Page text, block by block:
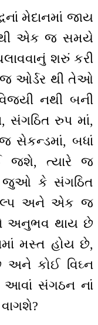
મેદાનમાં જાય
એક જ સમયે
શરું કરી
ઓર્ડર થી તેઓ
નથી બની
સંગઠિત રુપ માં,
બધાં
જશે, ત્યારે જ
જુઓ કે સંગઠિત
અને એક જ
અનુભવ થાય છે
મસ્ત હોય છે,
અને કોઈ વિઘ્ન
આવાં સંગઠન નાં